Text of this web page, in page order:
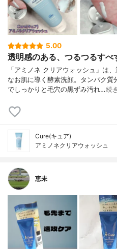
5.00
透明感のある、つるつるすべ
「アミノネ クリアウォッシュ」は
なお肌に導く酵素洗顔。タンパク質
でしっかりと毛穴の黒ずみ汚れ…続
Cure(キュア)
アミノネクリアウォッシュ
恵未